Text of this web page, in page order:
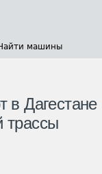
машины
в Дагестане
трассы